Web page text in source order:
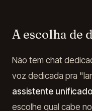
A escolha de
Não tem chat
voz dedicada pra
assistente unificado
escolhe qual cabe